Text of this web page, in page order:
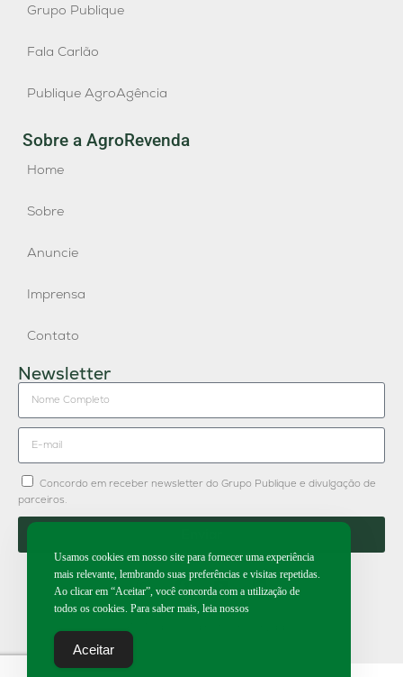
Grupo Publique
Fala Carlão
Publique AgroAgência
Sobre a AgroRevenda
Home
Sobre
Anuncie
Imprensa
Contato
Newsletter
Concordo em receber newsletter do Grupo Publique e divulgação de
parceiros.
Usamos cookies em nosso site para fornecer uma experiência
mais relevante, lembrando suas preferências e visitas repetidas.
Ao clicar em “Aceitar”, você concorda com a utilização de
todos os cookies. Para saber mais, leia nossos
Aceitar